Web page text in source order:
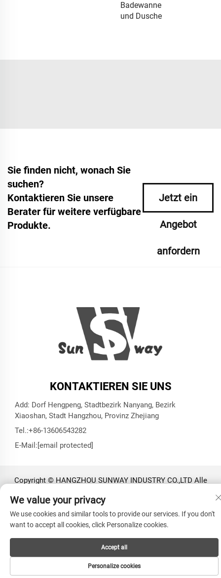
Badewanne
und Dusche
Sie finden nicht, wonach Sie
suchen?
Kontaktieren Sie unsere
Berater für weitere verfügbare
Produkte.
Jetzt ein
Angebot
anfordern
KONTAKTIEREN SIE UNS
Add: Dorf Hengpeng, Stadtbezirk Nanyang, Bezirk
Xiaoshan, Stadt Hangzhou, Provinz Zhejiang
Tel.:+86-13606543282
E-Mail: [email protected]
Copyright © HANGZHOU SUNWAY INDUSTRY CO.,LTD Alle
We value your privacy
We use cookies and similar tools to provide our services. If you don't
want to accept all cookies, click Personalize cookies.
Personalize cookies
Accept all